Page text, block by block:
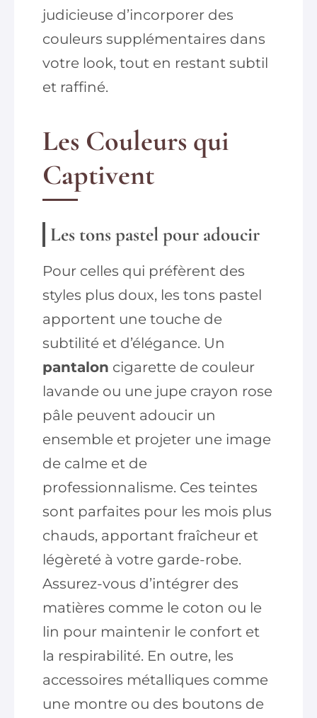
judicieuse d’incorporer des
couleurs supplémentaires dans
votre look, tout en restant subtil
et raffiné.
Les Couleurs qui
Captivent
Les tons pastel pour adoucir
Pour celles qui préfèrent des
styles plus doux, les tons pastel
apportent une touche de
subtilité et d’élégance. Un
pantalon cigarette de couleur
lavande ou une jupe crayon rose
pâle peuvent adoucir un
ensemble et projeter une image
de calme et de
professionnalisme. Ces teintes
sont parfaites pour les mois plus
chauds, apportant fraîcheur et
légèreté à votre garde-robe.
Assurez-vous d’intégrer des
matières comme le coton ou le
lin pour maintenir le confort et
la respirabilité. En outre, les
accessoires métalliques comme
une montre ou des boutons de